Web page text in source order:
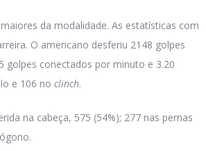
da modalidade. As estatísticas com
O americano desferiu 2148 golpes
golpes conectados por minuto e 3.20
e 106 no clinch.
na cabeça, 575 (54%); 277 nas pernas